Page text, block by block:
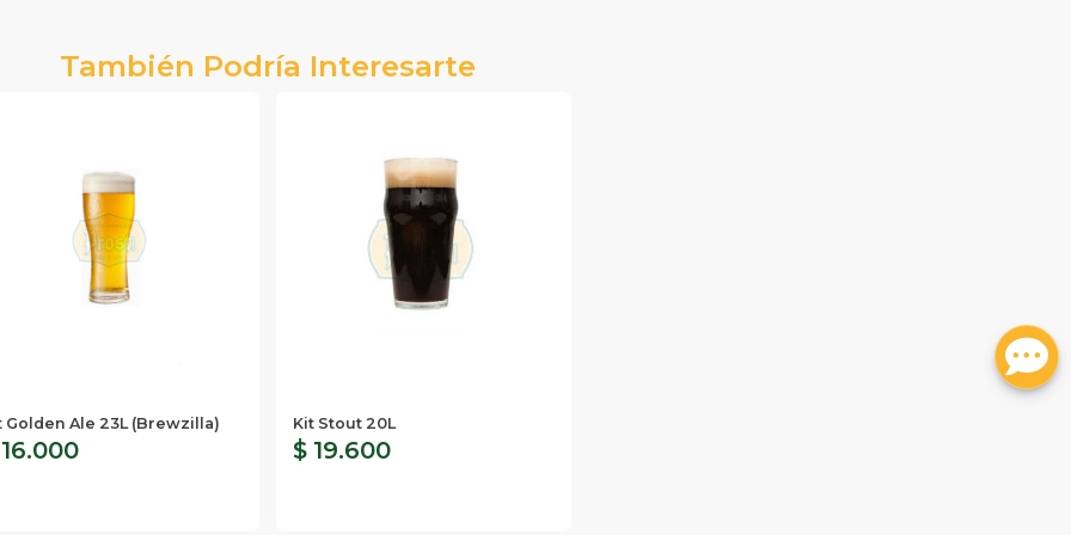
También Podría Interesarte
Golden Ale 23L (Brewzilla) Kit Stout 20L
$ 19.600